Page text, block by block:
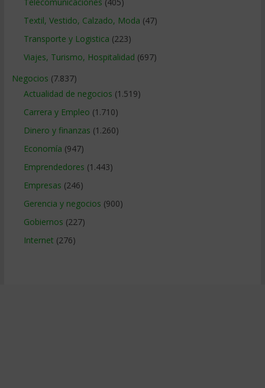
Textil, Vestido, Calzado, Moda (47)
Transporte y Logistica (223)
Viajes, Turismo, Hospitalidad (697)
Negocios (7.837)
Actualidad de negocios (1.519)
Carrera y Empleo (1.710)
Dinero y finanzas (1.260)
Economía (947)
Emprendedores (1.443)
Empresas (246)
Gerencia y negocios (900)
Gobiernos (227)
Internet (276)